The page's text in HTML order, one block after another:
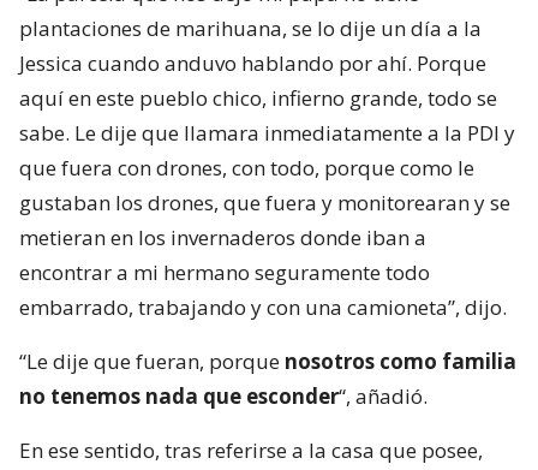
plantaciones de marihuana, se lo dije un día a la
Jessica cuando anduvo hablando por ahí. Porque
aquí en este pueblo chico, infierno grande, todo se
sabe. Le dije que llamara inmediatamente a la PDI y
que fuera con drones, con todo, porque como le
gustaban los drones, que fuera y monitorearan y se
metieran en los invernaderos donde iban a
encontrar a mi hermano seguramente todo
embarrado, trabajando y con una camioneta”, dijo.
“Le dije que fueran, porque nosotros como familia
no tenemos nada que esconder“, añadió.
En ese sentido, tras referirse a la casa que posee,